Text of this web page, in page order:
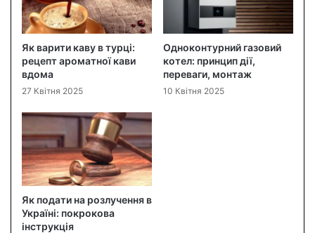
Як варити каву в турці:
рецепт ароматної кави
вдома
27 Квітня 2025
Одноконтурний газовий
котел: принцип дії,
переваги, монтаж
10 Квітня 2025
Як подати на розлучення в
Україні: покрокова
інструкція